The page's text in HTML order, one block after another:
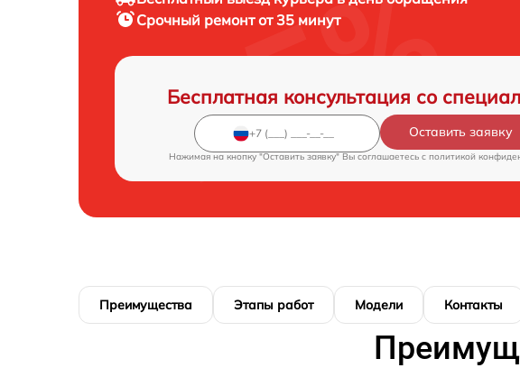
Срочный ремонтот 35 минут
Бесплатная консультация со
Оставить заявку
Нажимая на кнопку "Оставить заявку" Вы соглашаетесь c политикой
Преимущества Этапы работ Модели Контакты